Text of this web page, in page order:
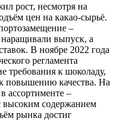
рост, несмотря на
цен на какао-сырьё.
–
выпуск, а
В ноябре 2022 года
регламента
требования к шоколаду,
повышению качества. На
ассортименте –
высоким содержанием
рынка достиг